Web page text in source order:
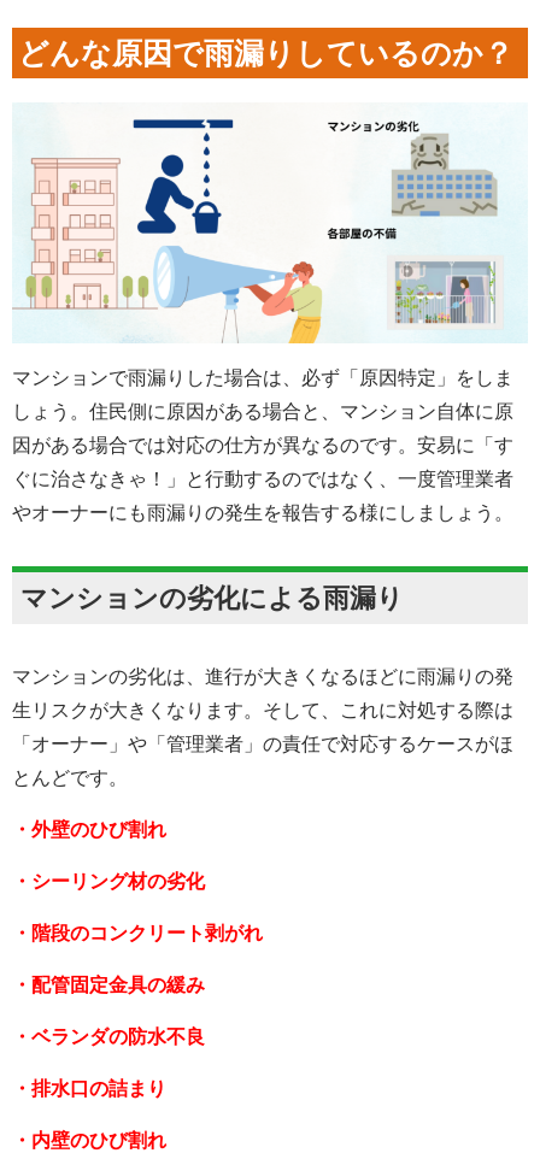
どんな原因で雨漏りしているのか？
マンションで雨漏りした場合は、必ず「原因特定」をしま
しょう。住民側に原因がある場合と、マンション自体に原
因がある場合では対応の仕方が異なるのです。安易に「す
ぐに治さなきゃ！」と行動するのではなく、一度管理業者
やオーナーにも雨漏りの発生を報告する様にしましょう。
マンションの劣化による雨漏り
マンションの劣化は、進行が大きくなるほどに雨漏りの発
生リスクが大きくなります。そして、これに対処する際は
「オーナー」や「管理業者」の責任で対応するケースがほ
とんどです。
・外壁のひび割れ
・シーリング材の劣化
・階段のコンクリート剥がれ
・配管固定金具の緩み
・ベランダの防水不良
・排水口の詰まり
・内壁のひび割れ